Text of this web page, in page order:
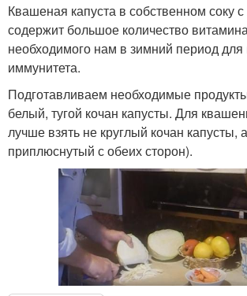
Квашеная капуста в собственном соку
содержит большое количество
необходимого нам в зимний период
иммунитета.
Подготавливаем необходимые
белый, тугой кочан капусты. Для
лучше взять не круглый кочан капусты,
приплюснутый с обеих сторон).